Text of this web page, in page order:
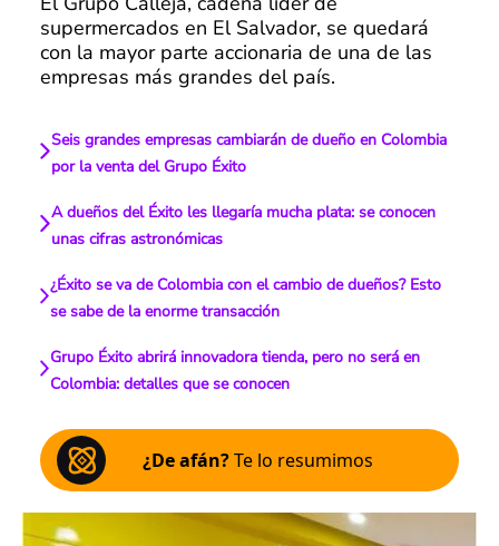
supermercados en El Salvador, se quedará
con la mayor parte accionaria de una de las
empresas más grandes del país.
Seis grandes empresas cambiarán de dueño en Colombia
por la venta del Grupo Éxito
A dueños del Éxito les llegaría mucha plata: se conocen
unas cifras astronómicas
¿Éxito se va de Colombia con el cambio de dueños? Esto
se sabe de la enorme transacción
Grupo Éxito abrirá innovadora tienda, pero no será en
Colombia: detalles que se conocen
¿De afán?Te lo resumimos